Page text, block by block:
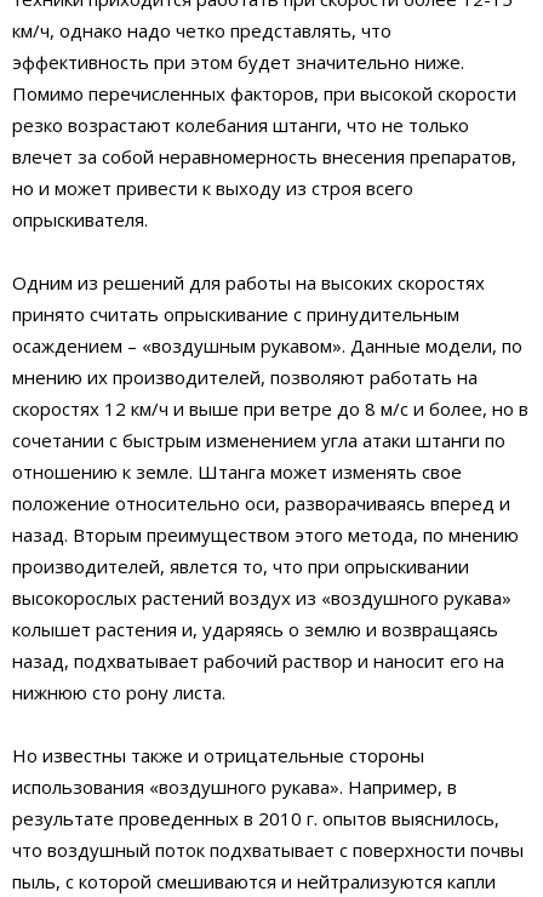
км/ч, однако надо четко представлять, что
эффективность при этом будет значительно ниже.
Помимо перечисленных факторов, при высокой скорости
резко возрастают колебания штанги, что не только
влечет за собой неравномерность внесения препаратов,
но и может привести к выходу из строя всего
опрыскивателя.
Одним из решений для работы на высоких скоростях
принято считать опрыскивание с принудительным
осаждением – «воздушным рукавом». Данные модели, по
мнению их производителей, позволяют работать на
скоростях 12 км/ч и выше при ветре до 8 м/с и более, но в
сочетании с быстрым изменением угла атаки штанги по
отношению к земле. Штанга может изменять свое
положение относительно оси, разворачиваясь вперед и
назад. Вторым преимуществом этого метода, по мнению
производителей, явлется то, что при опрыскивании
высокорослых растений воздух из «воздушного рукава»
колышет растения и, ударяясь о землю и возвращаясь
назад, подхватывает рабочий раствор и наносит его на
нижнюю сто рону листа.
Но известны также и отрицательные стороны
использования «воздушного рукава». Например, в
результате проведенных в 2010 г. опытов выяснилось,
что воздушный поток подхватывает с поверхности почвы
пыль, с которой смешиваются и нейтрализуются капли